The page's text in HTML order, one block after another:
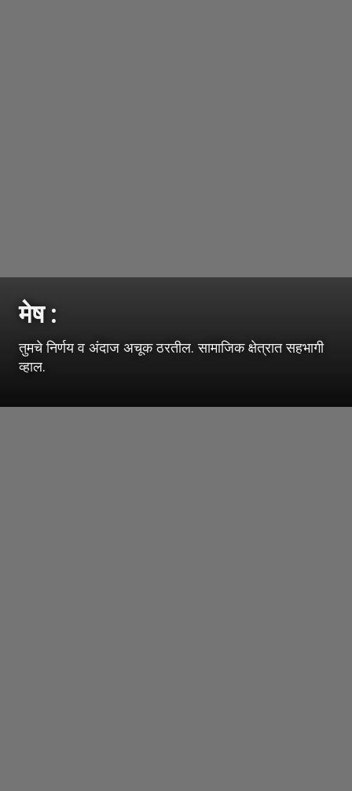
मेष :
तुमचे निर्णय व अंदाज अचूक ठरतील. सामाजिक क्षेत्रात सहभागी
व्हाल.